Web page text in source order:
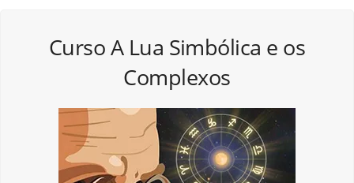
Curso A Lua Simbólica e os
Complexos